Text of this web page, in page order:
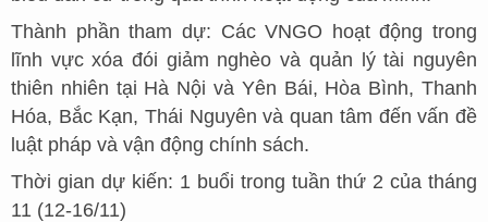
Thành phần tham dự: Các VNGO hoạt động trong
lĩnh vực xóa đói giảm nghèo và quản lý tài nguyên
thiên nhiên tại Hà Nội và Yên Bái, Hòa Bình, Thanh
Hóa, Bắc Kạn, Thái Nguyên và quan tâm đến vấn đề
luật pháp và vận động chính sách.
Thời gian dự kiến: 1 buổi trong tuần thứ 2 của tháng
11 (12-16/11)